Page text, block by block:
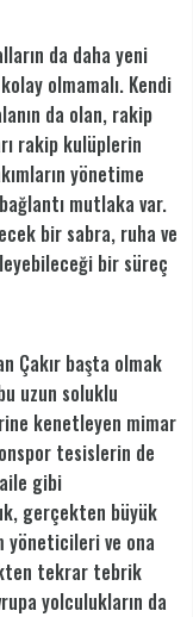
da daha yeni
olmamalı. Kendi
da olan, rakip
rakip kulüplerin
yönetime
mutlaka var.
bir sabra, ruha ve
bir süreç
Çakır başta olmak
uzun soluklu
kenetleyen mimar
tesislerin de
gibi
gerçekten büyük
yöneticileri ve ona
tekrar tebrik
yolculukların da